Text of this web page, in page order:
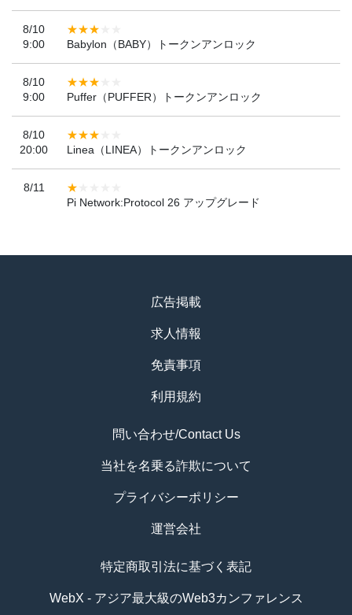
8/10
9:00
Babylon（BABY）トークンアンロック
8/10
9:00
Puffer（PUFFER）トークンアンロック
8/10
20:00
Linea（LINEA）トークンアンロック
8/11
Pi Network:Protocol 26 アップグレード
広告掲載
求人情報
免責事項
利用規約
問い合わせ/Contact Us
当社を名乗る詐欺について
プライバシーポリシー
運営会社
特定商取引法に基づく表記
WebX - アジア最大級のWeb3カンファレンス